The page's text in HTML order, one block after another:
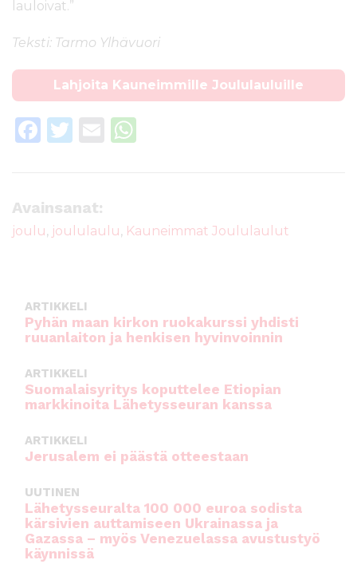
lauloivat.”
Teksti: Tarmo Ylhävuori
Lahjoita Kauneimmille Joululauluille
F
e
b
k
T
te
r
E
A
Avainsanat:
joulu, joululaulu, Kauneimmat Joululaulut
ARTIKKELI
Pyhän maan kirkon ruokakurssi yhdisti
ruuanlaiton ja henkisen hyvinvoinnin
ARTIKKELI
Suomalaisyritys koputtelee Etiopian
markkinoita Lähetysseuran kanssa
ARTIKKELI
Jerusalem ei päästä otteestaan
UUTINEN
Lähetysseuralta 100 000 euroa sodista
kärsivien auttamiseen Ukrainassa ja
Gazassa – myös Venezuelassa avustustyö
käynnissä